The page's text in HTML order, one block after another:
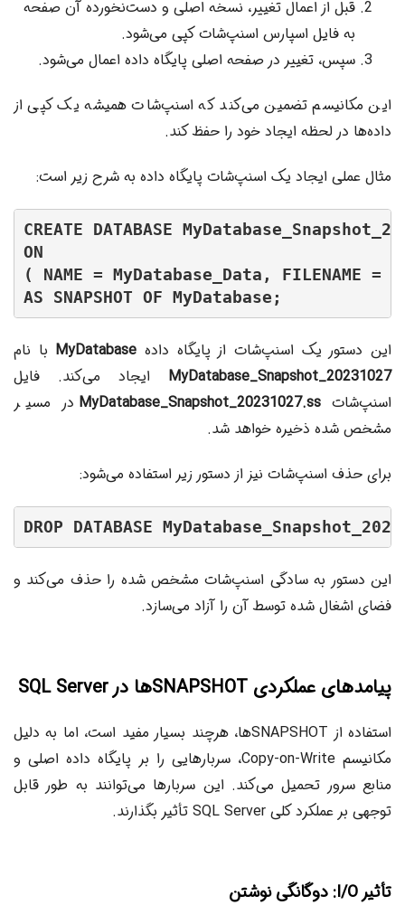
قبل از اعمال تغییر، نسخه اصلی و دست‌نخورده آن صفحه
به فایل اسپارس اسنپ‌شات کپی می‌شود.
سپس، تغییر در صفحه اصلی پایگاه داده اعمال می‌شود.
این مکانیسم تضمین می‌کند که اسنپ‌شات همیشه یک کپی از
داده‌ها در لحظه ایجاد خود را حفظ کند.
مثال عملی ایجاد یک اسنپ‌شات پایگاه داده به شرح زیر است:
CREATE DATABASE
ON
( NAME = MyDatabase_Data, FILENAME
AS SNAPSHOT OF MyDatabase;
این دستور یک اسنپ‌شات از پایگاه داده MyDatabase با نام
MyDatabase_Snapshot_20231027 ایجاد می‌کند. فایل
اسنپ‌شاتMyDatabase_Snapshot_20231027.ss در مسیر
مشخص شده ذخیره خواهد شد.
برای حذف اسنپ‌شات نیز از دستور زیر استفاده می‌شود:
DROP DATABASE
این دستور به سادگی اسنپ‌شات مشخص شده را حذف می‌کند و
فضای اشغال شده توسط آن را آزاد می‌سازد.
پیامدهای عملکردی SNAPSHOTها در SQL Server
استفاده از SNAPSHOTها، هرچند بسیار مفید است، اما به دلیل
مکانیسم Copy-on-Write، سربارهایی را بر پایگاه داده اصلی و
منابع سرور تحمیل می‌کند. این سربارها می‌توانند به طور قابل
توجهی بر عملکرد کلی SQL Server تأثیر بگذارند.
تأثیر I/O: دوگانگی نوشتن